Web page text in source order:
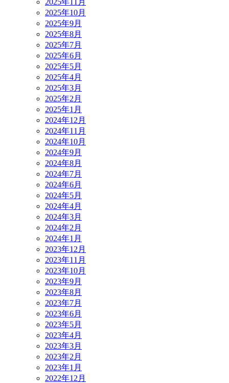
2025年10月
2025年9月
2025年8月
2025年7月
2025年6月
2025年5月
2025年4月
2025年3月
2025年2月
2025年1月
2024年12月
2024年11月
2024年10月
2024年9月
2024年8月
2024年7月
2024年6月
2024年5月
2024年4月
2024年3月
2024年2月
2024年1月
2023年12月
2023年11月
2023年10月
2023年9月
2023年8月
2023年7月
2023年6月
2023年5月
2023年4月
2023年3月
2023年2月
2023年1月
2022年12月